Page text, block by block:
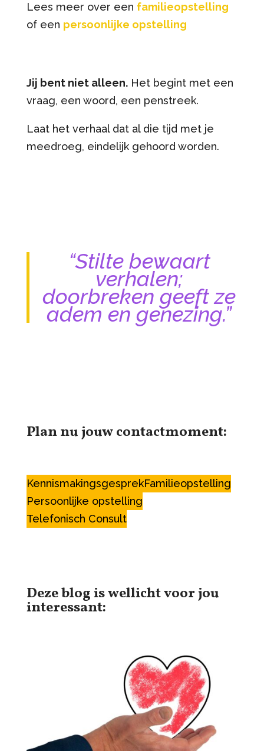
Lees meer over een familieopstelling
of een persoonlijke opstelling
Jij bent niet alleen.Het begint met een
vraag, een woord, een penstreek.
Laat het verhaal dat al die tijd met je
meedroeg, eindelijk gehoord worden.
“Stilte bewaart
verhalen;
doorbreken geeft ze
adem en genezing.”
Plan nu jouw contactmoment:
KennismakingsgesprekFamilieopstelling
Persoonlijke opstelling
Telefonisch Consult
Deze blog is wellicht voor jou
interessant: